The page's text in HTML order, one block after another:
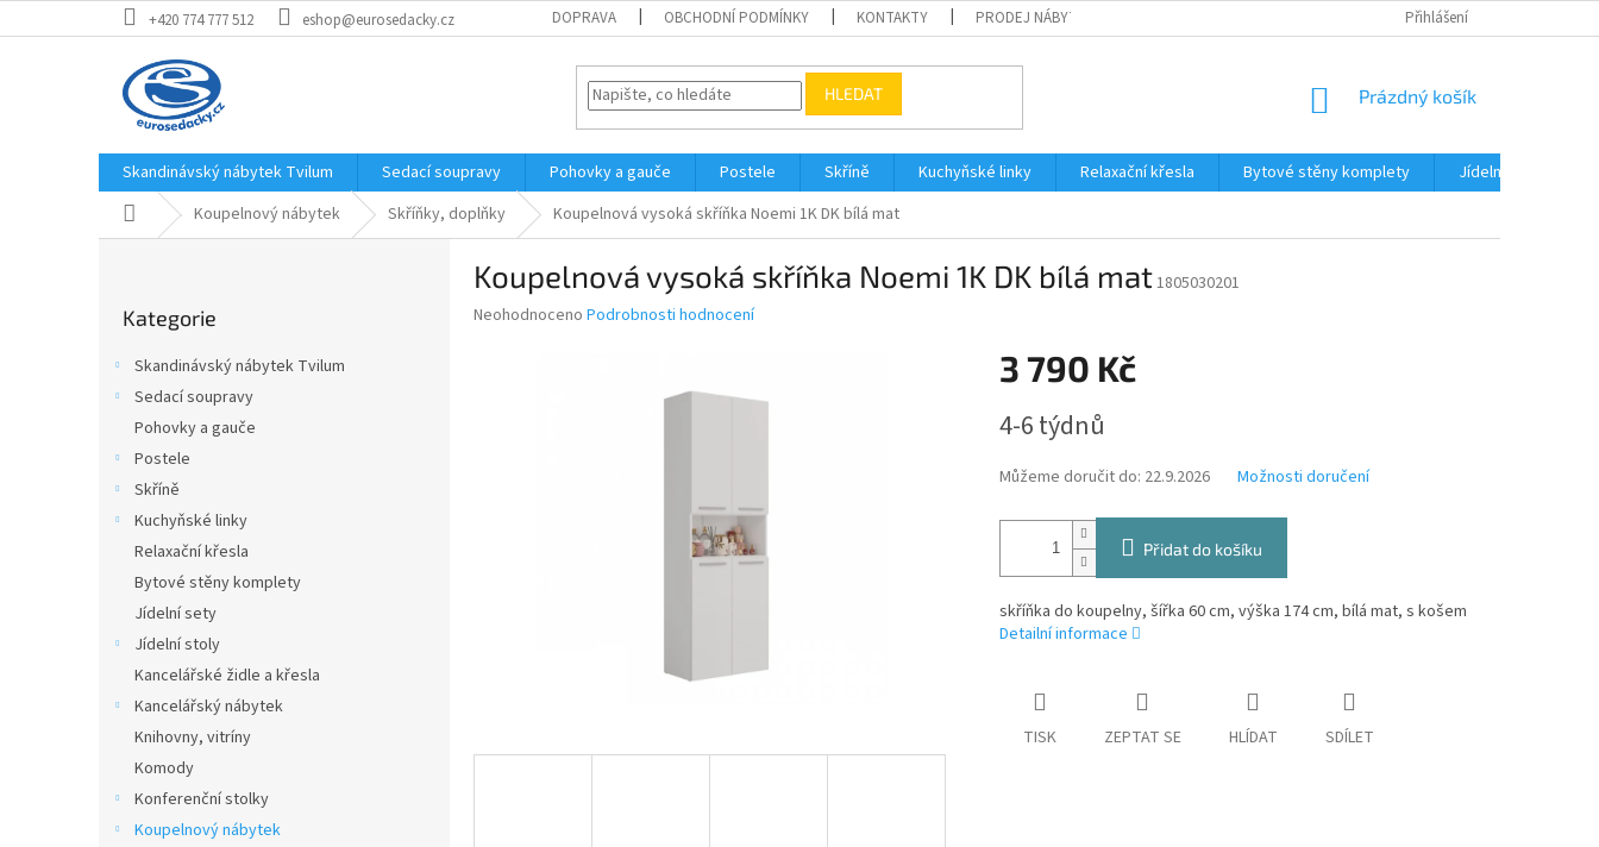
na
+420 774 777 512 eshop@eurosedacky.cz DOPRAVA OBCHODNÍ PODMÍNKY KONTAKTY PRODEJ NÁBYTKU NA SPLÁTKY PODMÍNKY OCHRANY
Přihlášení
HLEDAT
NÁKUPNÍ
Prázdný košík
Skandinávský nábytek Tvilum Sedací soupravy Pohovky a gauče Postele Skříně Kuchyňské linky Relaxační křesla Bytové stěny komplety Jídelní sety
Domů Koupelnový nábytek Skříňky, doplňky Koupelnová vysoká skříňka Noemi 1K DK bílá mat
kategorie
Kategorie
Skandinávský nábytek Tvilum
Sedací soupravy
Pohovky a gauče
Postele
Skříně
Kuchyňské linky
Relaxační křesla
Bytové stěny komplety
Jídelní sety
Jídelní stoly
Kancelářské židle a křesla
Kancelářský nábytek
Knihovny, vitríny
Komody
Konferenční stolky
Koupelnový nábytek
Koupelnová vysoká skříňka Noemi 1K DK bílá mat1805030201
Průměrné
Neohodnoceno Podrobnosti hodnocení
3 790 Kč
cena:
4-6 týdnů
Můžeme doručit do: 22.9.2026 Možnosti doručení
Přidat do košíku
skříňka do koupelny, šířka 60 cm, výška 174 cm, bílá mat, s košem
Detailní informace
TISK ZEPTAT SE HLÍDAT SDÍLET